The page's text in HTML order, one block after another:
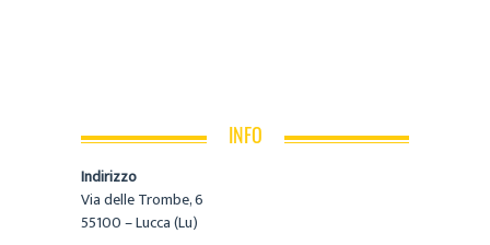
INFO
Indirizzo
Via delle Trombe, 6
55100 – Lucca (Lu)